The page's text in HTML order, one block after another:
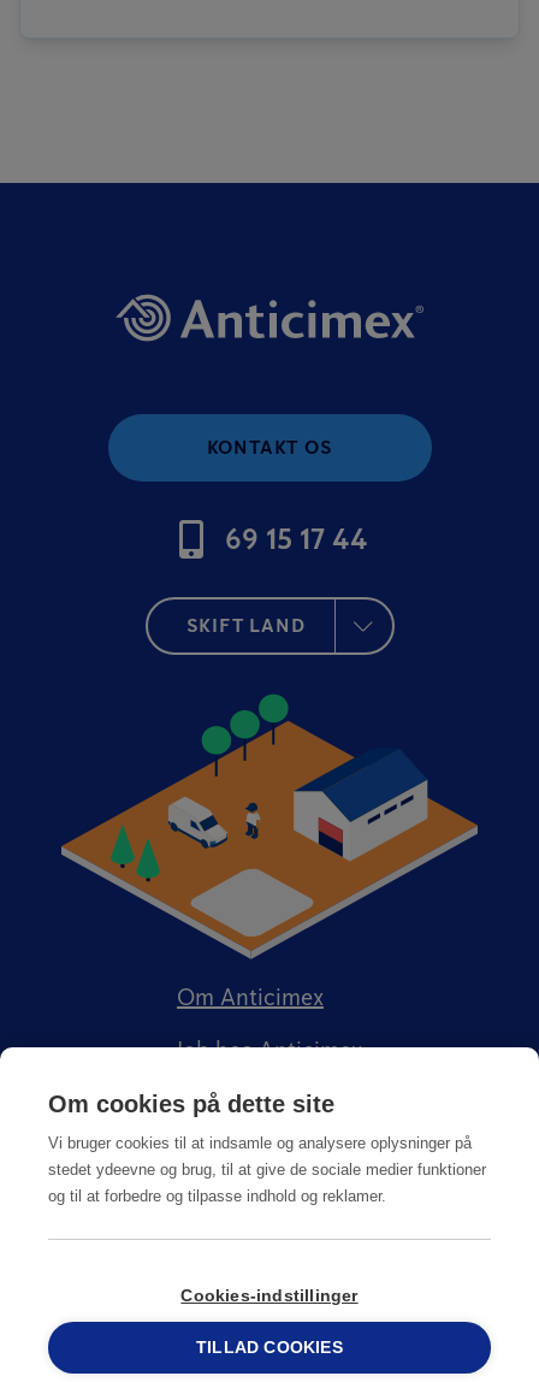
KONTAKT OS
69 15 17 44
SKIFT LAND
Om Anticimex
Job hos Anticimex
Salgs-, service og leveringsbetingelser
© Copyright 2026Anticimex
69 15 17 44
Om cookies på dette site
Vi bruger cookies til at indsamle og analysere oplysninger på
stedet ydeevne og brug, til at give de sociale medier funktioner
og til at forbedre og tilpasse indhold og reklamer.
Cookies-indstillinger
TILLAD COOKIES